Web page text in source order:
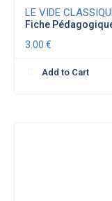
LE VIDE
Fiche
3.00€
Add to Cart